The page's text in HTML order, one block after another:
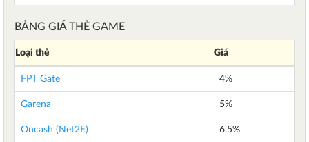
BẢNG GIÁ THẺ GAME
Loại thẻ Giá
FPT Gate 4%
Garena 5%
Oncash (Net2E) 6.5%